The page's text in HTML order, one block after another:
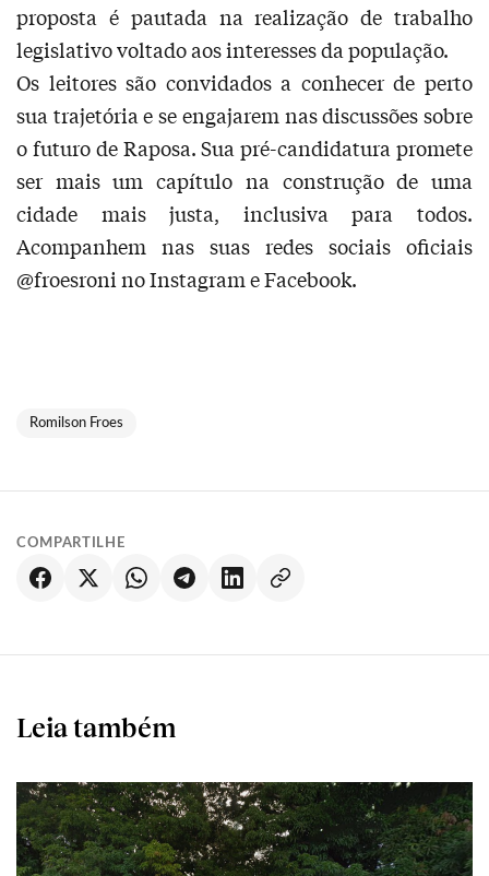
proposta é pautada na realização de trabalho
legislativo voltado aos interesses da população.
Os leitores são convidados a conhecer de perto
sua trajetória e se engajarem nas discussões sobre
o futuro de Raposa. Sua pré-candidatura promete
ser mais um capítulo na construção de uma
cidade mais justa, inclusiva para todos.
Acompanhem nas suas redes sociais oficiais
@froesroni no Instagram e Facebook.
Romilson Froes
COMPARTILHE
Leia também